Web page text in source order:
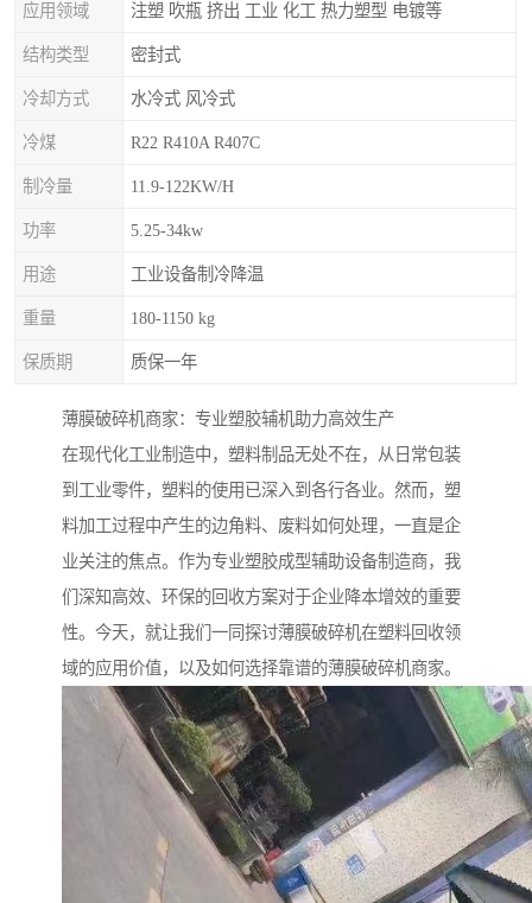
应用领域 注塑 吹瓶 挤出 工业 化工 热力塑型 电镀等
结构类型 密封式
冷却方式 水冷式 风冷式
冷煤 R22 R410A R407C
制冷量 11.9-122KW/H
功率 5.25-34kw
用途 工业设备制冷降温
重量 180-1150 kg
保质期 质保一年
薄膜破碎机商家：专业塑胶辅机助力高效生产
在现代化工业制造中，塑料制品无处不在，从日常包装
到工业零件，塑料的使用已深入到各行各业。然而，塑
料加工过程中产生的边角料、废料如何处理，一直是企
业关注的焦点。作为专业塑胶成型辅助设备制造商，我
们深知高效、环保的回收方案对于企业降本增效的重要
性。今天，就让我们一同探讨薄膜破碎机在塑料回收领
域的应用价值，以及如何选择靠谱的薄膜破碎机商家。